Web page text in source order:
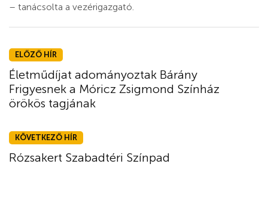
– tanácsolta a vezérigazgató.
ELŐZŐ HÍR
Életműdíjat adományoztak Bárány
Frigyesnek a Móricz Zsigmond Színház
örökös tagjának
KÖVETKEZŐ HÍR
Rózsakert Szabadtéri Színpad